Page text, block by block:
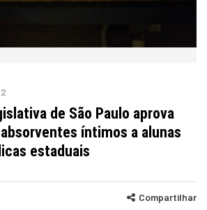
de São Paulo aprova
íntimos a alunas
estaduais
Compartilhar